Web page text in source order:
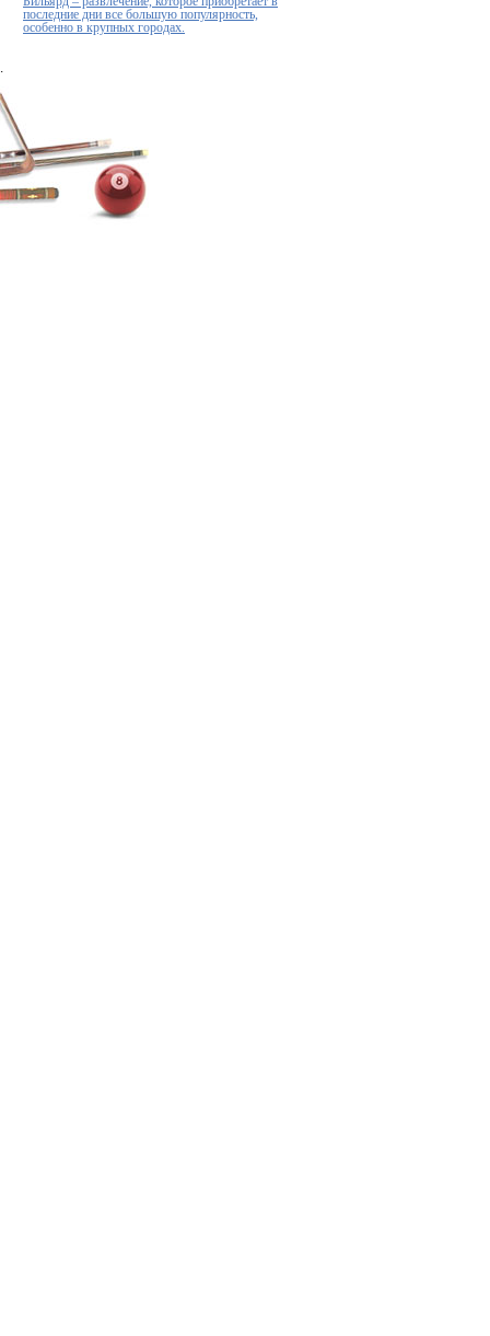
последние дни все большую популярность,
особенно в крупных городах.
.